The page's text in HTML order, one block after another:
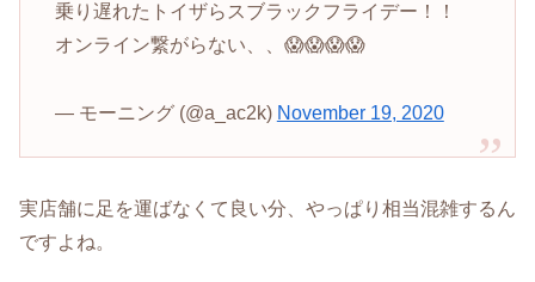
乗り遅れたトイザらスブラックフライデー！！
オンライン繋がらない、、😱😱😱😱
— モーニング (@a_ac2k) November 19, 2020
実店舗に足を運ばなくて良い分、やっぱり相当混雑するん
ですよね。